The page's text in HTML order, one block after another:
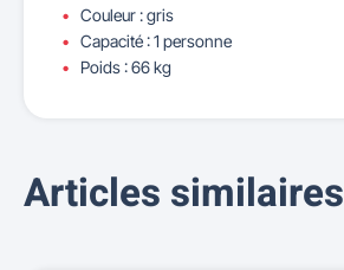
Couleur : gris
Capacité : 1 personne
Poids : 66 kg
Articles similaires